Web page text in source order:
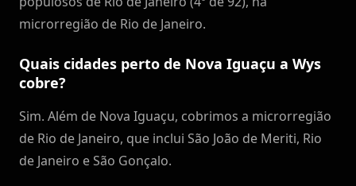
microrregião de Rio de Janeiro.
Quais cidades perto de Nova Iguaçu a Wys
cobre?
Sim. Além de Nova Iguaçu, cobrimos a microrregião
de Rio de Janeiro, que inclui São João de Meriti, Rio
de Janeiro e São Gonçalo.